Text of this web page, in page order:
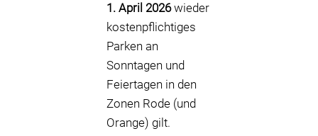
1. April 2026wieder
kostenpflichtiges
Parken an
Sonntagen und
Feiertagen in den
Zonen Rode (und
Orange) gilt.